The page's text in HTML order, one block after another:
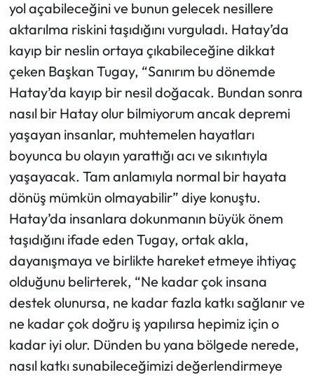
yol açabileceğini ve bunun gelecek nesillere
aktarılma riskini taşıdığını vurguladı. Hatay’da
kayıp bir neslin ortaya çıkabileceğine dikkat
çeken Başkan Tugay, “Sanırım bu dönemde
Hatay’da kayıp bir nesil doğacak. Bundan sonra
nasıl bir Hatay olur bilmiyorum ancak depremi
yaşayan insanlar, muhtemelen hayatları
boyunca bu olayın yarattığı acı ve sıkıntıyla
yaşayacak. Tam anlamıyla normal bir hayata
dönüş mümkün olmayabilir” diye konuştu.
Hatay’da insanlara dokunmanın büyük önem
taşıdığını ifade eden Tugay, ortak akla,
dayanışmaya ve birlikte hareket etmeye ihtiyaç
olduğunu belirterek, “Ne kadar çok insana
destek olunursa, ne kadar fazla katkı sağlanır ve
ne kadar çok doğru iş yapılırsa hepimiz için o
kadar iyi olur. Dünden bu yana bölgede nerede,
nasıl katkı sunabileceğimizi değerlendirmeye